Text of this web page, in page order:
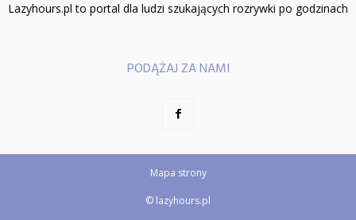
Lazyhours.pl to portal dla ludzi szukających rozrywki po godzinach
PODĄŻAJ ZA NAMI
Mapa strony
© lazyhours.pl